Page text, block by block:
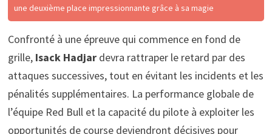
une deuxième place impressionnante grâce à sa magie
Confronté à une épreuve qui commence en fond de
grille, Isack Hadjardevra rattraper le retard par des
attaques successives, tout en évitant les incidents et les
pénalités supplémentaires. La performance globale de
l’équipe Red Bull et la capacité du pilote à exploiter les
opportunités de course deviendront décisives pour